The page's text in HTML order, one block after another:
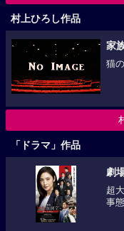
村上ひろし作品
家
猫
「ドラマ」作品
劇
超
事